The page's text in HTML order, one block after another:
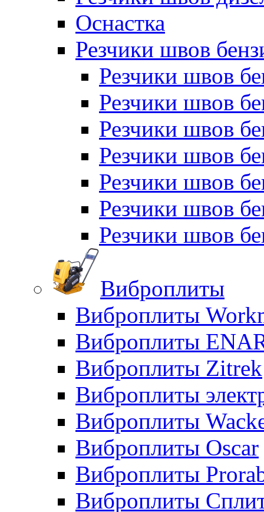
Оснастка
Резчики швов
Резчики швов
Резчики швов
Резчики швов
Резчики швов
Резчики швов
Резчики швов
Резчики швов
Виброплиты
Виброплиты
Виброплиты
Виброплиты Zitrek
Виброплиты
Виброплиты
Виброплиты Oscar
Виброплиты
Виброплиты